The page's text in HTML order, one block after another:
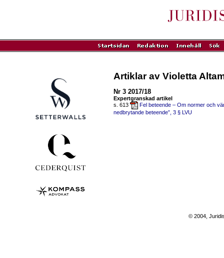
Artiklar av Violetta
Nr 3 2017/18
Expertgranskad artikel
s. 613
Fel beteende – Om normer och
nedbrytande beteende”, 3 § LVU
© 2004,